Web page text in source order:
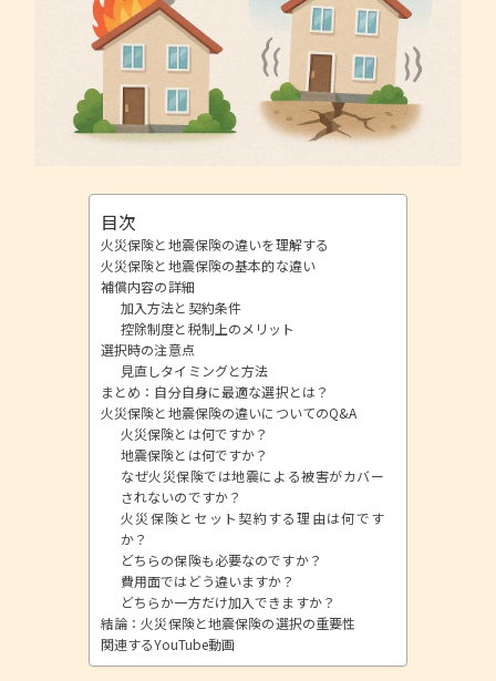
目次
火災保険と地震保険の違いを理解する
火災保険と地震保険の基本的な違い
補償内容の詳細
加入方法と契約条件
控除制度と税制上のメリット
選択時の注意点
見直しタイミングと方法
まとめ：自分自身に最適な選択とは？
火災保険と地震保険の違いについてのQ&A
火災保険とは何ですか？
地震保険とは何ですか？
なぜ火災保険では地震による被害がカバー
されないのですか？
火災保険とセット契約する理由は何です
か？
どちらの保険も必要なのですか？
費用面ではどう違いますか？
どちらか一方だけ加入できますか？
結論：火災保険と地震保険の選択の重要性
関連するYouTube動画